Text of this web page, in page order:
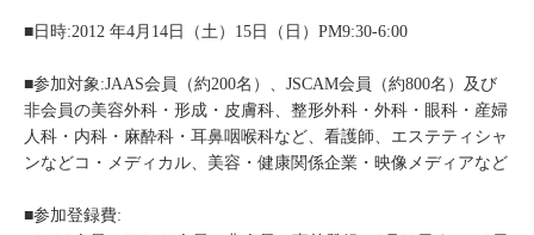
■日時:2012 年4月14日（土）15日（日）PM9:30-6:00
■参加対象:JAAS会員（約200名）、JSCAM会員（約800名）及び
非会員の美容外科・形成・皮膚科、整形外科・外科・眼科・産婦
人科・内科・麻酔科・耳鼻咽喉科など、看護師、エステティシャ
ンなどコ・メディカル、美容・健康関係企業・映像メディアなど
■参加登録費: